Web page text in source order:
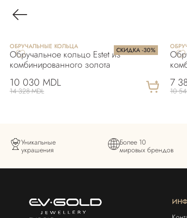
СКИДКА -30%
OБРУЧАЛЬНЫЕ КОЛЬЦА
Обручальное кольцо Estet из
комбинированного золота
10 030 MDL
14 328 MDL
7
10
Уникальные
украшения
Более 10
мировых брендов